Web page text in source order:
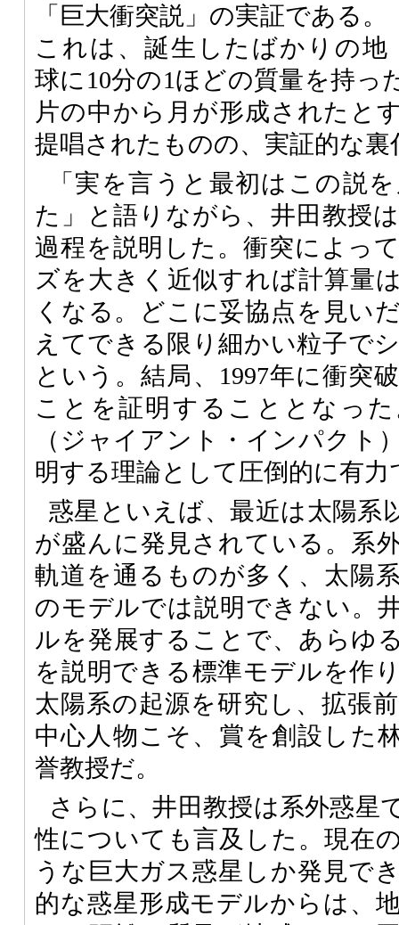
「巨大衝突説」の実証である。
これは、誕生したばかりの地
球に10分の1ほどの質量を持っ
片の中から月が形成されたと
提唱されたものの、実証的な
「実を言うと最初はこの説
た」と語りながら、井田教授
過程を説明した。衝突によっ
ズを大きく近似すれば計算量
くなる。どこに妥協点を見い
えてできる限り細かい粒子で
という。結局、1997年に衝突
ことを証明することとなっ
（ジャイアント・インパクト
明する理論として圧倒的に有力
惑星といえば、最近は太陽系
が盛んに発見されている。系
軌道を通るものが多く、太陽
のモデルでは説明できない。
ルを発展することで、あらゆ
を説明できる標準モデルを作
太陽系の起源を研究し、拡張
中心人物こそ、賞を創設した
誉教授だ。
さらに、井田教授は系外惑星
性についても言及した。現在
うな巨大ガス惑星しか発見で
的な惑星形成モデルからは、